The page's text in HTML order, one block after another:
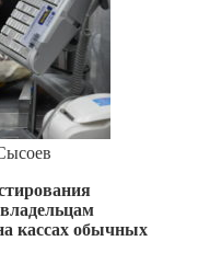
кассах обычных